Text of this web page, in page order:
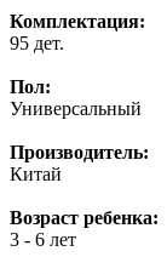
Комплектация:
95 дет.
Пол:
Универсальный
Производитель:
Китай
Возраст ребенка:
3 - 6 лет